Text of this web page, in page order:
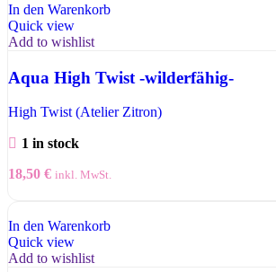
In den Warenkorb
Quick view
Add to wishlist
Aqua High Twist -wilderfähig-
High Twist (Atelier Zitron)
1 in stock
18,50 € inkl. MwSt.
In den Warenkorb
Quick view
Add to wishlist